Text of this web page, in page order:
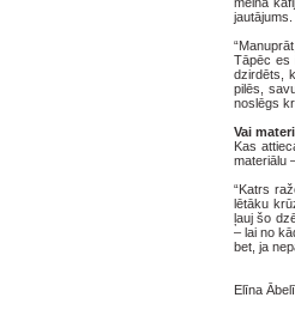
Tāpēc es
dzirdēts,
pilēs,
noslēgs
Vai
Kas
materiālu
“Katrs
lētāku
ļauj šo
– lai no
bet, ja
Elīna